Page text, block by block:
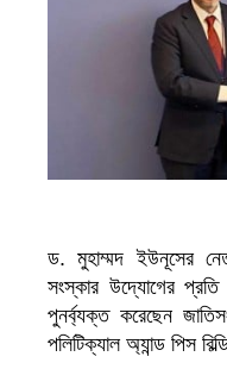
ড. মুহাম্মদ ইউনূসের
সংস্কার উদ্যোগের প্রতি
পুনর্ব্যক্ত করেছেন
পলিটিক্যাল অ্যান্ড পিস